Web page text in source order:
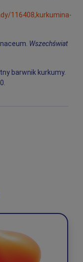
116408,kurkumina-
Wszechświat
barwnik kurkumy.